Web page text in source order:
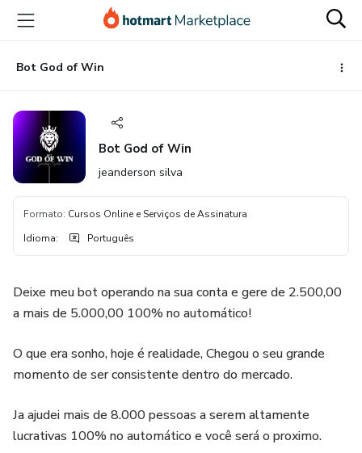
para
conteúdo
principal
para
pagamento
para
rodapéBot God of Win
Bot God of Win
jeanderson silva
Formato: Cursos Online e Serviços de Assinatura
Idioma: Português
Deixe meu bot operando na sua conta e gere de 2.500,00
a mais de 5.000,00 100% no automático!
O que era sonho, hoje é realidade, Chegou o seu grande
momento de ser consistente dentro do mercado.
Ja ajudei mais de 8.000 pessoas a serem altamente
lucrativas 100% no automático e você será o proximo.